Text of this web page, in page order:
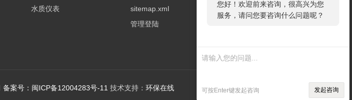
您好，看您停留很久了，是否找到
了需求产品，您可以直接在线与我
可按Enter键发起咨询 发起咨询
水质仪表
sitemap.xml
管理登陆
备案号：闽ICP备12004283号-11 技术支持： 环保在线